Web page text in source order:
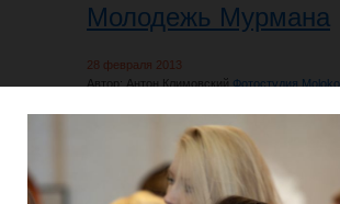
Молодежь Мурмана
28 февраля 2013
Автор: Антон Климовский Фотостудия Moloko